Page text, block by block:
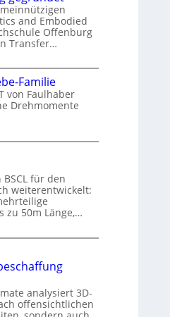
and Embodied
Offenburg
Transfer…
Familie
von Faulhaber
Drehmomente
für den
weiterentwickelt:
zu 50m Länge,…
analysiert 3D-
offensichtlichen